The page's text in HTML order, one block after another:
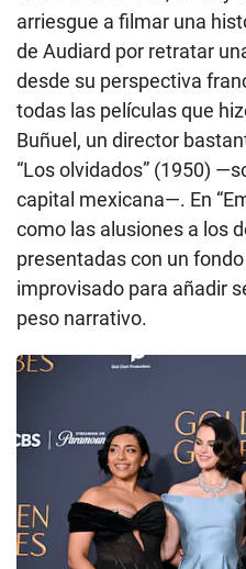
“Los olvidados” (1950)
capital mexicana—. En
como las alusiones a los
presentadas con un fondo
improvisado para añadir
peso narrativo.
De izquierda a derecha, las actrices
y Karla Sofia Gascón en los Globos de
/ROBYN BECK